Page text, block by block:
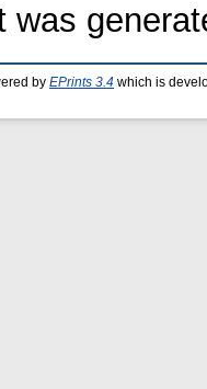
was
by EPrints 3.4 which is